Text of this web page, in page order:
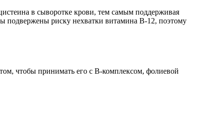
в сыворотке крови, тем самым поддерживая
подвержены риску нехватки витамина B-12, поэтому
чтобы принимать его с B-комплексом, фолиевой